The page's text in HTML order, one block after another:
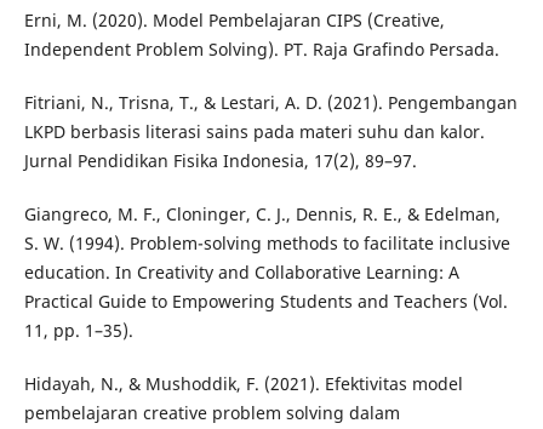
Erni, M. (2020). Model Pembelajaran CIPS (Creative,
Independent Problem Solving). PT. Raja Grafindo Persada.
Fitriani, N., Trisna, T., & Lestari, A. D. (2021). Pengembangan
LKPD berbasis literasi sains pada materi suhu dan kalor.
Jurnal Pendidikan Fisika Indonesia, 17(2), 89–97.
Giangreco, M. F., Cloninger, C. J., Dennis, R. E., & Edelman,
S. W. (1994). Problem-solving methods to facilitate inclusive
education. In Creativity and Collaborative Learning: A
Practical Guide to Empowering Students and Teachers (Vol.
11, pp. 1–35).
Hidayah, N., & Mushoddik, F. (2021). Efektivitas model
pembelajaran creative problem solving dalam